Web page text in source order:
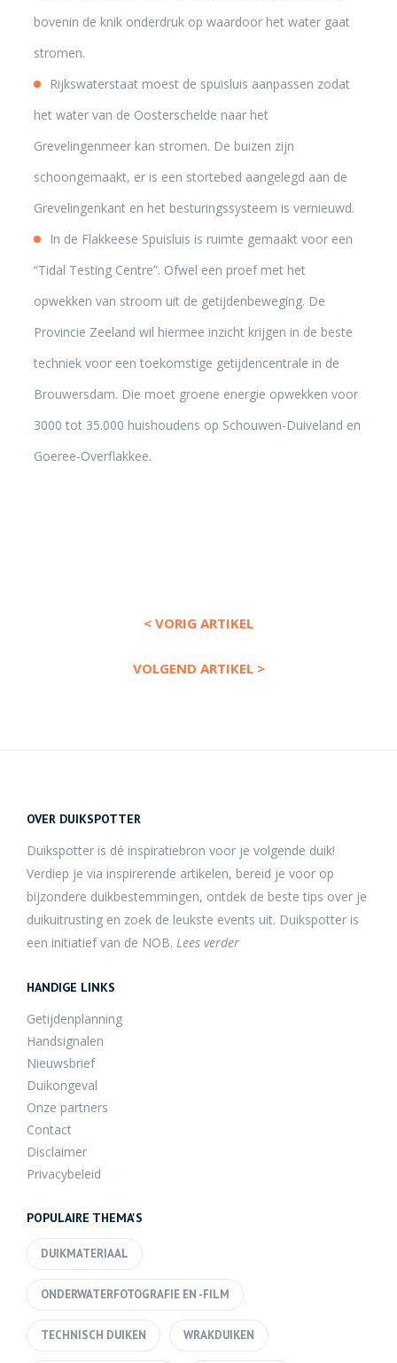
bovenin de knik onderdruk op waardoor het water gaat
stromen.
Rijkswaterstaat moest de spuisluis aanpassen zodat
het water van de Oosterschelde naar het
Grevelingenmeer kan stromen. De buizen zijn
schoongemaakt, er is een stortebed aangelegd aan de
Grevelingenkant en het besturingssysteem is vernieuwd.
In de Flakkeese Spuisluis is ruimte gemaakt voor een
“Tidal Testing Centre”. Ofwel een proef met het
opwekken van stroom uit de getijdenbeweging. De
Provincie Zeeland wil hiermee inzicht krijgen in de beste
techniek voor een toekomstige getijdencentrale in de
Brouwersdam. Die moet groene energie opwekken voor
3000 tot 35.000 huishoudens op Schouwen-Duiveland en
Goeree-Overflakkee.
< VORIG ARTIKEL
VOLGEND ARTIKEL >
OVER DUIKSPOTTER
Duikspotter is dé inspiratiebron voor je volgende duik!
Verdiep je via inspirerende artikelen, bereid je voor op
bijzondere duikbestemmingen, ontdek de beste tips over je
duikuitrusting en zoek de leukste events uit. Duikspotter is
een initiatief van de NOB. Lees verder
HANDIGE LINKS
Getijdenplanning
Handsignalen
Nieuwsbrief
Duikongeval
Onze partners
Contact
Disclaimer
Privacybeleid
POPULAIRE THEMA'S
DUIKMATERIAAL
ONDERWATERFOTOGRAFIE EN -FILM
TECHNISCH DUIKEN WRAKDUIKEN